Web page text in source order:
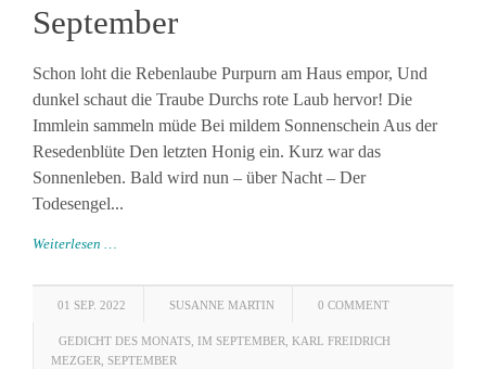
September
Schon loht die Rebenlaube Purpurn am Haus empor, Und
dunkel schaut die Traube Durchs rote Laub hervor! Die
Immlein sammeln müde Bei mildem Sonnenschein Aus der
Resedenblüte Den letzten Honig ein. Kurz war das
Sonnenleben. Bald wird nun – über Nacht – Der
Todesengel...
Weiterlesen …
01 SEP. 2022 SUSANNE MARTIN 0 COMMENT
GEDICHT DES MONATS IM SEPTEMBER KARL FREIDRICH
MEZGER SEPTEMBER